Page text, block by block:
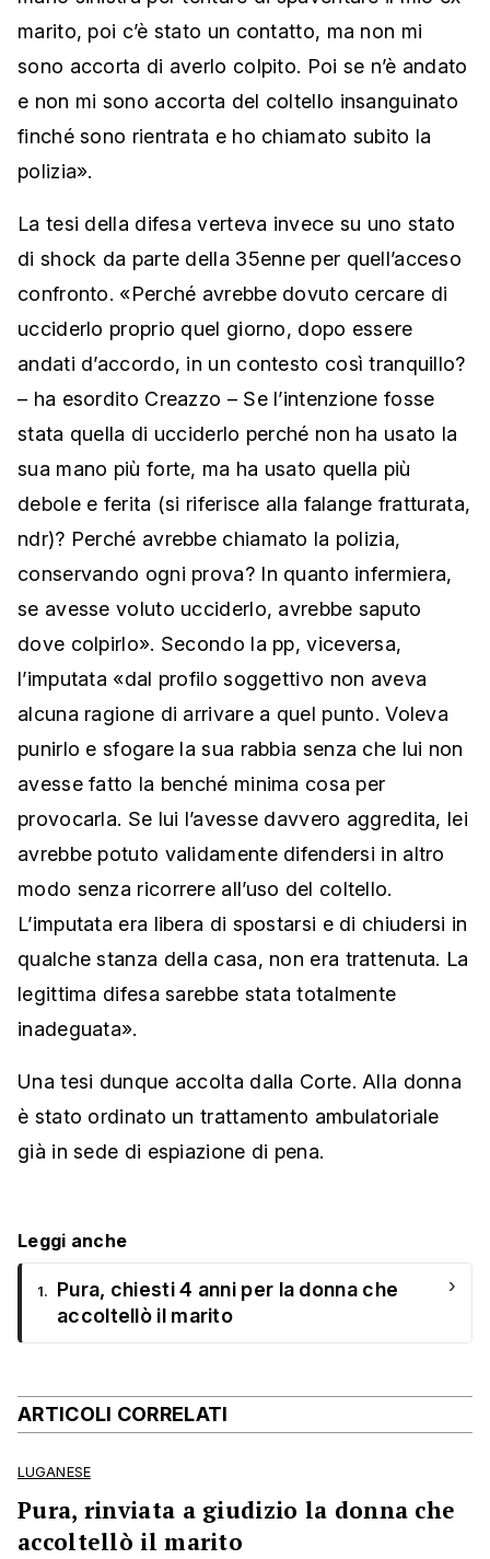
marito, poi c’è stato un contatto, ma non mi
sono accorta di averlo colpito. Poi se n’è andato
e non mi sono accorta del coltello insanguinato
finché sono rientrata e ho chiamato subito la
polizia».
La tesi della difesa verteva invece su uno stato
di shock da parte della 35enne per quell’acceso
confronto. «Perché avrebbe dovuto cercare di
ucciderlo proprio quel giorno, dopo essere
andati d’accordo, in un contesto così tranquillo?
– ha esordito Creazzo – Se l’intenzione fosse
stata quella di ucciderlo perché non ha usato la
sua mano più forte, ma ha usato quella più
debole e ferita (si riferisce alla falange fratturata,
ndr)? Perché avrebbe chiamato la polizia,
conservando ogni prova? In quanto infermiera,
se avesse voluto ucciderlo, avrebbe saputo
dove colpirlo». Secondo la pp, viceversa,
l’imputata «dal profilo soggettivo non aveva
alcuna ragione di arrivare a quel punto. Voleva
punirlo e sfogare la sua rabbia senza che lui non
avesse fatto la benché minima cosa per
provocarla. Se lui l’avesse davvero aggredita, lei
avrebbe potuto validamente difendersi in altro
modo senza ricorrere all’uso del coltello.
L’imputata era libera di spostarsi e di chiudersi in
qualche stanza della casa, non era trattenuta. La
legittima difesa sarebbe stata totalmente
inadeguata».
Una tesi dunque accolta dalla Corte. Alla donna
è stato ordinato un trattamento ambulatoriale
già in sede di espiazione di pena.
Leggi anche
1.
Pura, chiesti 4 anni per la donna che
accoltellò il marito
›
ARTICOLI CORRELATI
LUGANESE
Pura, rinviata a giudizio la donna che
accoltellò il marito